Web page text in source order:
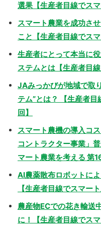
選果【生産者目線でス
スマート農業を成功さ
こと【生産者目線でス
生産者にとって本当に
ステムとは【生産者目
JAみっかびが地域で取
テム”とは？ 【生産者
回】
スマート農機の導入コ
コントラクター事業」
マート農業を考える 第16
AI農薬散布ロボットに
【生産者目線でスマー
農産物ECでの花き輸送
に！【生産者目線でス